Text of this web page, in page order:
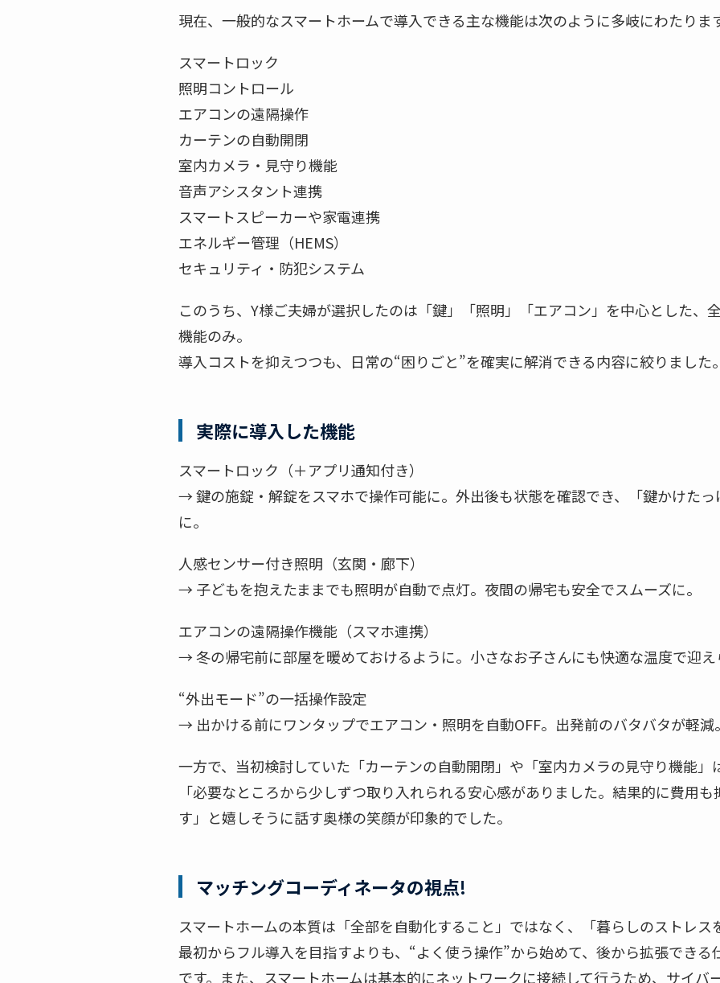
現在、一般的なスマートホームで導入できる主な機能は次のように多岐にわたりま
スマートロック
照明コントロール
エアコンの遠隔操作
カーテンの自動開閉
室内カメラ・見守り機能
音声アシスタント連携
スマートスピーカーや家電連携
エネルギー管理（HEMS）
セキュリティ・防犯システム
このうち、Y様ご夫婦が選択したのは「鍵」「照明」「エアコン」を中心とした、
機能のみ。
導入コストを抑えつつも、日常の“困りごと”を確実に解消できる内容に絞りました
実際に導入した機能
スマートロック（＋アプリ通知付き）
→ 鍵の施錠・解錠をスマホで操作可能に。外出後も状態を確認でき、「鍵かけた
に。
人感センサー付き照明（玄関・廊下）
→ 子どもを抱えたままでも照明が自動で点灯。夜間の帰宅も安全でスムーズに。
エアコンの遠隔操作機能（スマホ連携）
→ 冬の帰宅前に部屋を暖めておけるように。小さなお子さんにも快適な温度で迎
“外出モード”の一括操作設定
→ 出かける前にワンタップでエアコン・照明を自動OFF。出発前のバタバタが軽減
一方で、当初検討していた「カーテンの自動開閉」や「室内カメラの見守り機能」
「必要なところから少しずつ取り入れられる安心感がありました。結果的に費用
す」と嬉しそうに話す奥様の笑顔が印象的でした。
マッチングコーディネータの視点!
スマートホームの本質は「全部を自動化すること」ではなく、「暮らしのストレス
最初からフル導入を目指すよりも、“よく使う操作”から始めて、後から拡張でき
です。また、スマートホームは基本的にネットワークに接続して行うため、サイバ